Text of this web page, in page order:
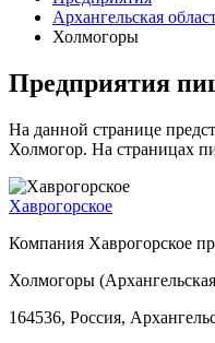
Архангельская
Холмогоры
Предприятия
На данной странице
Холмогор. На страницах
Хаврогорское
Компания Хаврогорское
Холмогоры
164536, Россия,